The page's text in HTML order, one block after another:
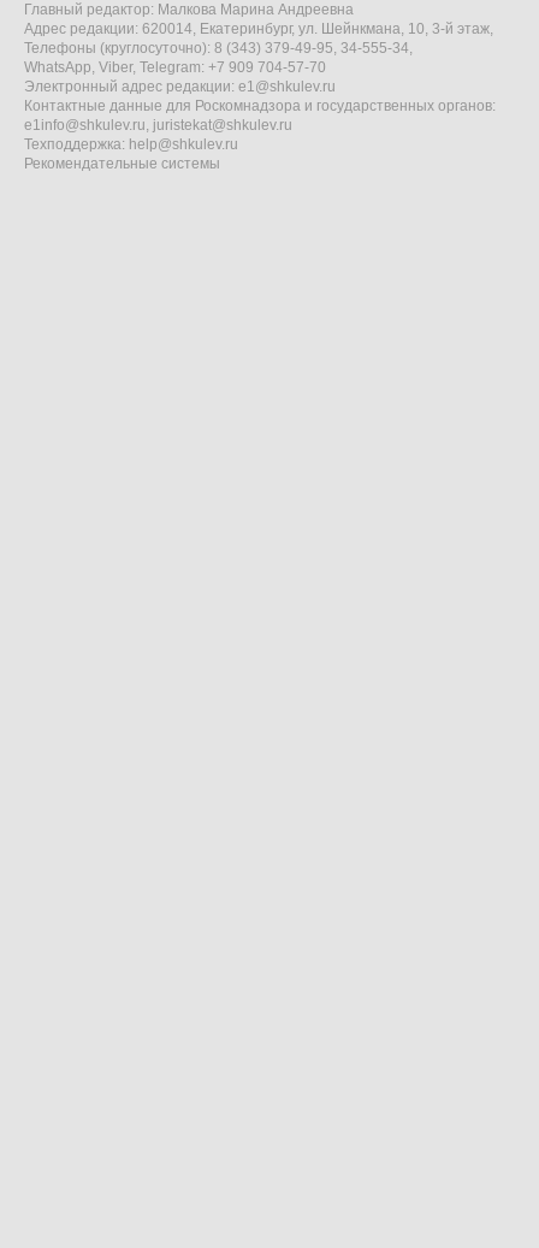
Главный редактор: Малкова Марина Андреевна
Адрес редакции: 620014, Екатеринбург, ул. Шейнкмана, 10, 3-й этаж,
Телефоны (круглосуточно): 8 (343) 379-49-95, 34-555-34,
WhatsApp, Viber, Telegram: +7 909 704-57-70
Электронный адрес редакции: e1@shkulev.ru
Контактные данные для Роскомнадзора и государственных органов:
e1info@shkulev.ru, juristekat@shkulev.ru
Техподдержка: help@shkulev.ru
Рекомендательные системы